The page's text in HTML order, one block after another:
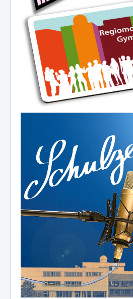
03.-14.08.2026:
19.08./26.08./02.09.2026:
07.-11.09.2026: